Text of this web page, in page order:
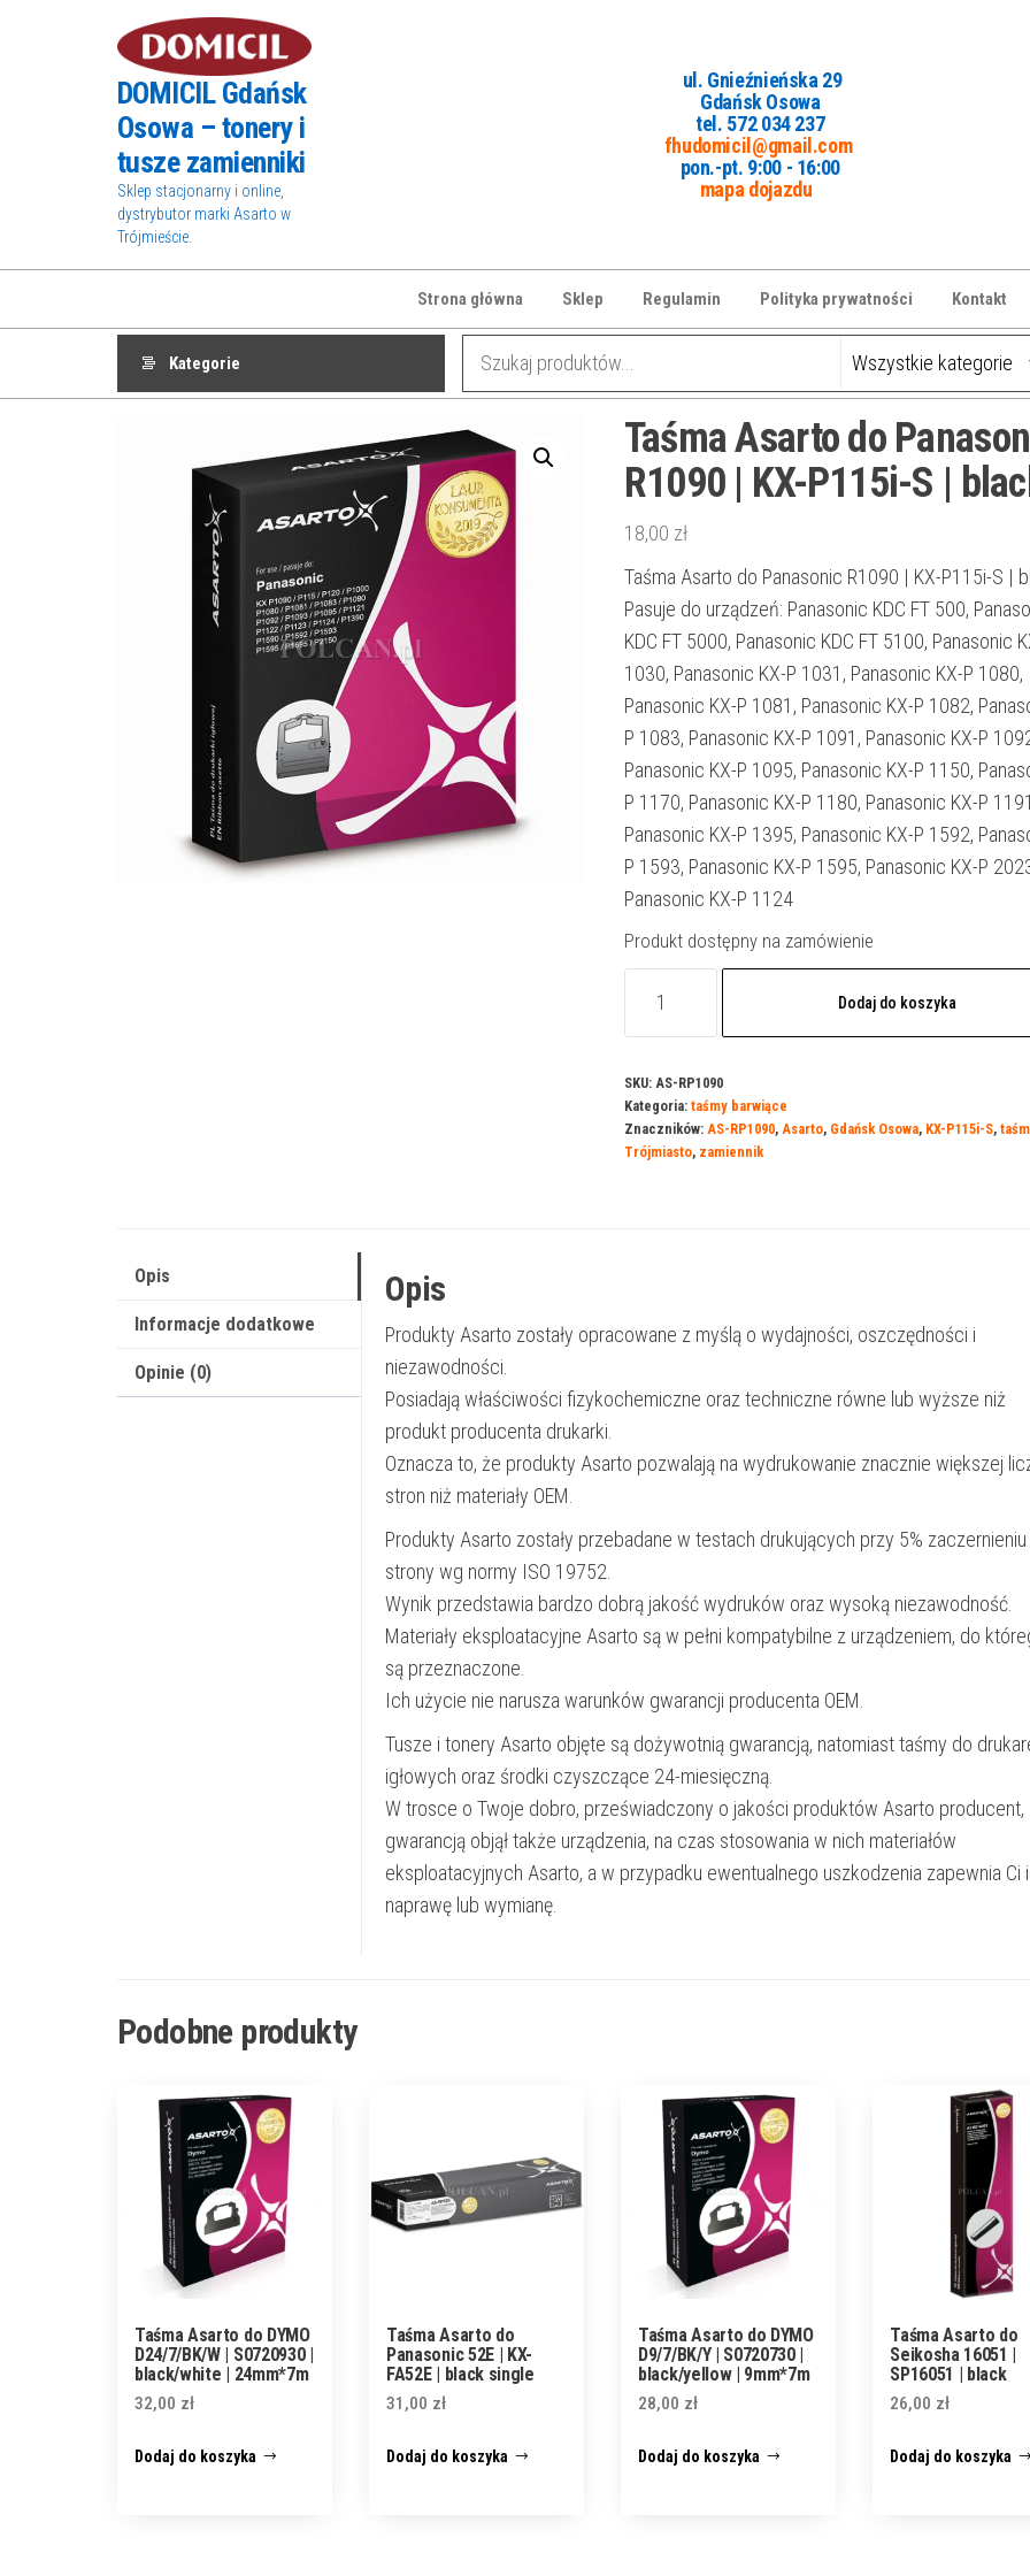
DOMICIL Gdańsk
Osowa – tonery i
tusze zamienniki
Sklep stacjonarny i online,
dystrybutor marki Asarto w
Trójmieście.
ul. Gnieźnieńska 29
Gdańsk Osowa
tel. 572 034 237
fhudomicil@gmail.com
pon.-pt. 9:00 - 16:00
mapa dojazdu
Strona główna Sklep Regulamin Polityka prywatności Kontakt
Kategorie
Taśma Asarto do
R1090 | KX-P115i-S |
18,00 zł
Taśma Asarto do Panasonic R1090 | KX-P115i-S |
Pasuje do urządzeń: Panasonic KDC FT 500,
KDC FT 5000, Panasonic KDC FT 5100, Panasonic
1030, Panasonic KX-P 1031, Panasonic KX-P 1080,
Panasonic KX-P 1081, Panasonic KX-P 1082,
P 1083, Panasonic KX-P 1091, Panasonic KX-P
Panasonic KX-P 1095, Panasonic KX-P 1150,
P 1170, Panasonic KX-P 1180, Panasonic KX-P
Panasonic KX-P 1395, Panasonic KX-P 1592,
P 1593, Panasonic KX-P 1595, Panasonic KX-P
Panasonic KX-P 1124
Produkt dostępny na zamówienie
Taśma
do
Panasonic
R1090
black
Dodaj do koszyka
SKU: AS-RP1090
Kategoria: taśmy barwiące
Znaczników: AS-RP1090, Asarto, Gdańsk Osowa, KX-P115i-S,
Trójmiasto, zamiennik
Opis
Informacje dodatkowe
Opinie (0)
Opis
Produkty Asarto zostały opracowane z myślą o wydajności, oszczędności i
niezawodności.
Posiadają właściwości fizykochemiczne oraz techniczne równe lub wyższe niż
produkt producenta drukarki.
Oznacza to, że produkty Asarto pozwalają na wydrukowanie znacznie większej
stron niż materiały OEM.
Produkty Asarto zostały przebadane w testach drukujących przy 5% zaczernieniu
strony wg normy ISO 19752.
Wynik przedstawia bardzo dobrą jakość wydruków oraz wysoką niezawodność.
Materiały eksploatacyjne Asarto są w pełni kompatybilne z urządzeniem, do
są przeznaczone.
Ich użycie nie narusza warunków gwarancji producenta OEM.
Tusze i tonery Asarto objęte są dożywotnią gwarancją, natomiast taśmy do
igłowych oraz środki czyszczące 24-miesięczną.
W trosce o Twoje dobro, przeświadczony o jakości produktów Asarto producent,
gwarancją objął także urządzenia, na czas stosowania w nich materiałów
eksploatacyjnych Asarto, a w przypadku ewentualnego uszkodzenia zapewnia Ci
naprawę lub wymianę.
Podobne produkty
Taśma Asarto do DYMO
D24/7/BK/W | S0720930 |
black/white | 24mm*7m
32,00 zł
Dodaj do koszyka
Taśma Asarto do
Panasonic 52E | KX-
FA52E | black single
31,00 zł
Dodaj do koszyka
Taśma Asarto do DYMO
D9/7/BK/Y | S0720730 |
black/yellow | 9mm*7m
28,00 zł
Dodaj do koszyka
Taśma Asarto do
Seikosha 16051 |
SP16051 | black
26,00 zł
Dodaj do koszyka